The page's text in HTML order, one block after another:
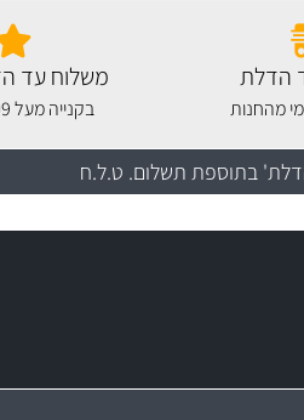
הדלת
מהחנות
משלוח עד
בקנייה מעל 499 שקלים
בתוספת תשלום. ט.ל.ח
יותר מ- 400 מוצרימקצועיות